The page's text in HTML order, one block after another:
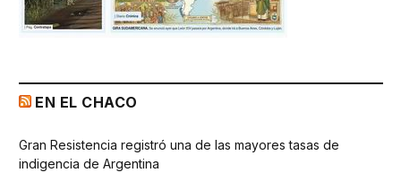
EN EL CHACO
Gran Resistencia registró una de las mayores tasas de
indigencia de Argentina